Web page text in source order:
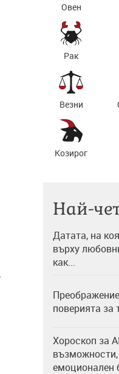
Овен
Рак
Везни
Козирог
Най-
Датата, на
върху
как...
поверията за
Хороскоп за
емоционален